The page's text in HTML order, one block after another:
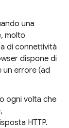
una
molto
di connettività
dispone di
un errore (ad
ogni volta che
HTTP.